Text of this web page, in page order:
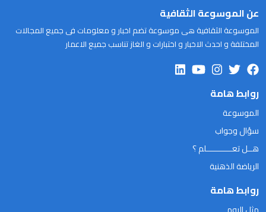
عن الموسوعة الثقافية
الموسوعة الثقافية هى موسوعة تضم اخبار و معلومات فى جميع المجالات
المختلفة و احدث الاخبار و اختبارات و الغاز تناسب جميع الاعمار
روابط هامة
الموسوعة
سؤال وجواب
هــل تعـــــــــــلم ؟
الرياضة الذهنية
روابط هامة